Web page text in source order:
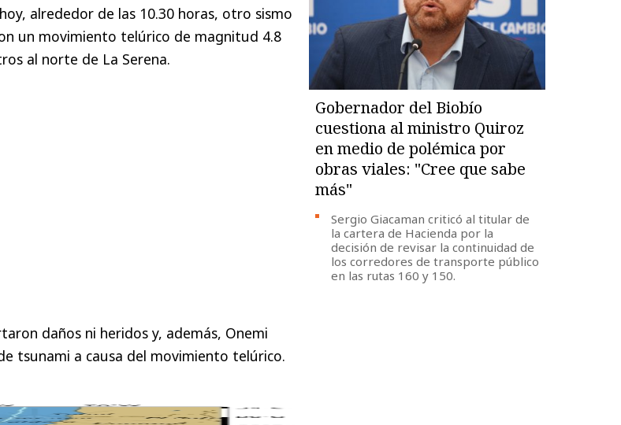
alrededor de las 10.30 horas, otro sismo
un movimiento telúrico de magnitud 4.8
al norte de La Serena.
daños ni heridos y, además, Onemi
tsunami a causa del movimiento telúrico.
Gobernador del Biobío
cuestiona al ministro Quiroz
en medio de polémica por
obras viales: "Cree que sabe
más"
Sergio Giacaman criticó al titular de
la cartera de Hacienda por la
decisión de revisar la continuidad de
los corredores de transporte público
en las rutas 160 y 150.